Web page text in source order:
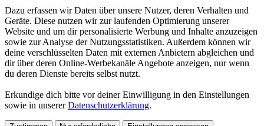
Dazu erfassen wir Daten über unsere Nutzer, deren Verhalten und
Geräte. Diese nutzen wir zur laufenden Optimierung unserer
Website und um dir personalisierte Werbung und Inhalte anzuzeigen
sowie zur Analyse der Nutzungsstatistiken. Außerdem können wir
deine verschlüsselten Daten mit externen Anbietern abgleichen und
dir über deren Online-Werbekanäle Angebote anzeigen, nur wenn
du deren Dienste bereits selbst nutzt.
Erkundige dich bitte vor deiner Einwilligung in den Einstellungen
sowie in unsererDatenschutzerklärung.